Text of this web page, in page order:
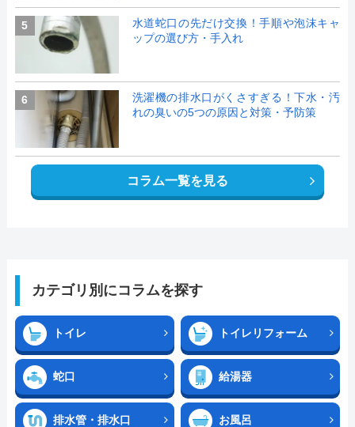
5
水道蛇口の先だけ交換！手順や泡沫キャ
ップの選び方・手入れ
6
洗濯機の排水口がくさすぎる！下水・汚
れの臭いの5つの原因と対策・予防策
コラム一覧を見る
カテゴリ別にコラムを探す
トイレ トイレリフォーム
蛇口 給湯器
排水管・排水口 お風呂